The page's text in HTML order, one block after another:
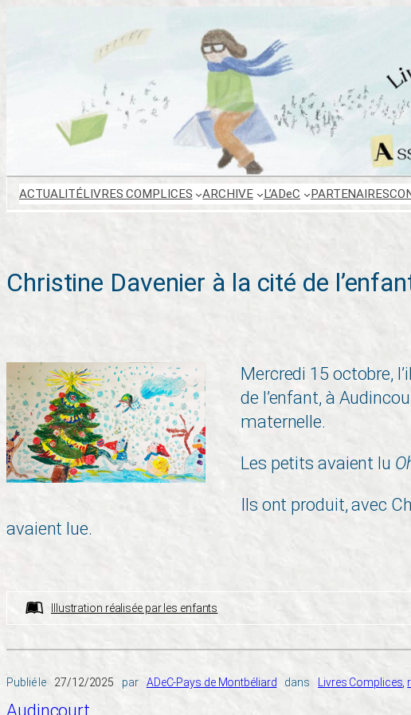
ACTUALITÉLIVRES COMPLICES ARCHIVE L’ADeC PARTENAIRES
Christine Davenier à la cité de
Mercredi 15 octobre,
de l’enfant, à
maternelle.
Les petits avaient lu
Ils ont produit, avec
avaient lue.
Illustration réalisée par les enfants
Publié le 27/12/2025 par ADeC-Pays de Montbéliard dans Livres Complices
Audincourt